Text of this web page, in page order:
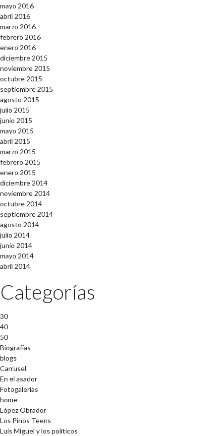
mayo 2016
abril 2016
marzo 2016
febrero 2016
enero 2016
diciembre 2015
noviembre 2015
octubre 2015
septiembre 2015
agosto 2015
julio 2015
junio 2015
mayo 2015
abril 2015
marzo 2015
febrero 2015
enero 2015
diciembre 2014
noviembre 2014
octubre 2014
septiembre 2014
agosto 2014
julio 2014
junio 2014
mayo 2014
abril 2014
Categorías
30
40
50
Biografías
blogs
Carrusel
En el asador
Fotogalerías
home
López Obrador
Los Pinos Teens
Luis Miguel y los políticos